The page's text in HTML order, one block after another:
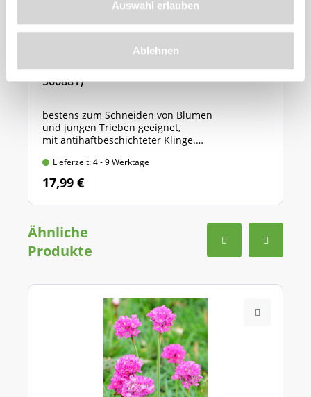
Auswahl erlauben
Ablehnen
566881)
bestens zum Schneiden von Blumen
und jungen Trieben geeignet,
mit antihaftbeschichteter Klinge.
Lieferzeit: 4 - 9 Werktage
17,99 €
Ähnliche
Produkte